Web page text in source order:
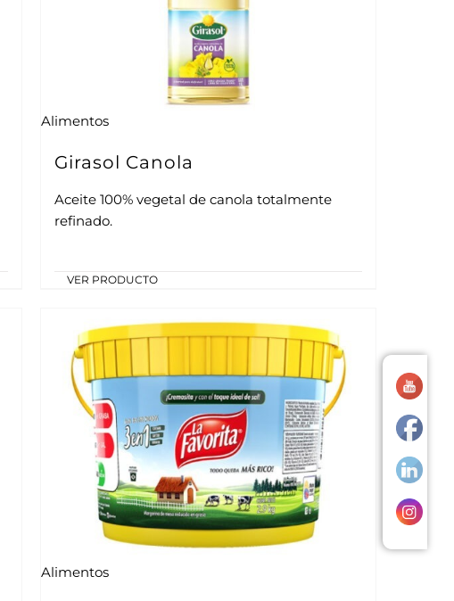
Alimentos
Girasol Canola
Aceite 100% vegetal de canola totalmente
refinado.
VER PRODUCTO
Alimentos